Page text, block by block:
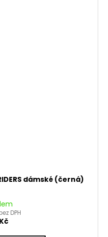
dámské (černá)
DPH